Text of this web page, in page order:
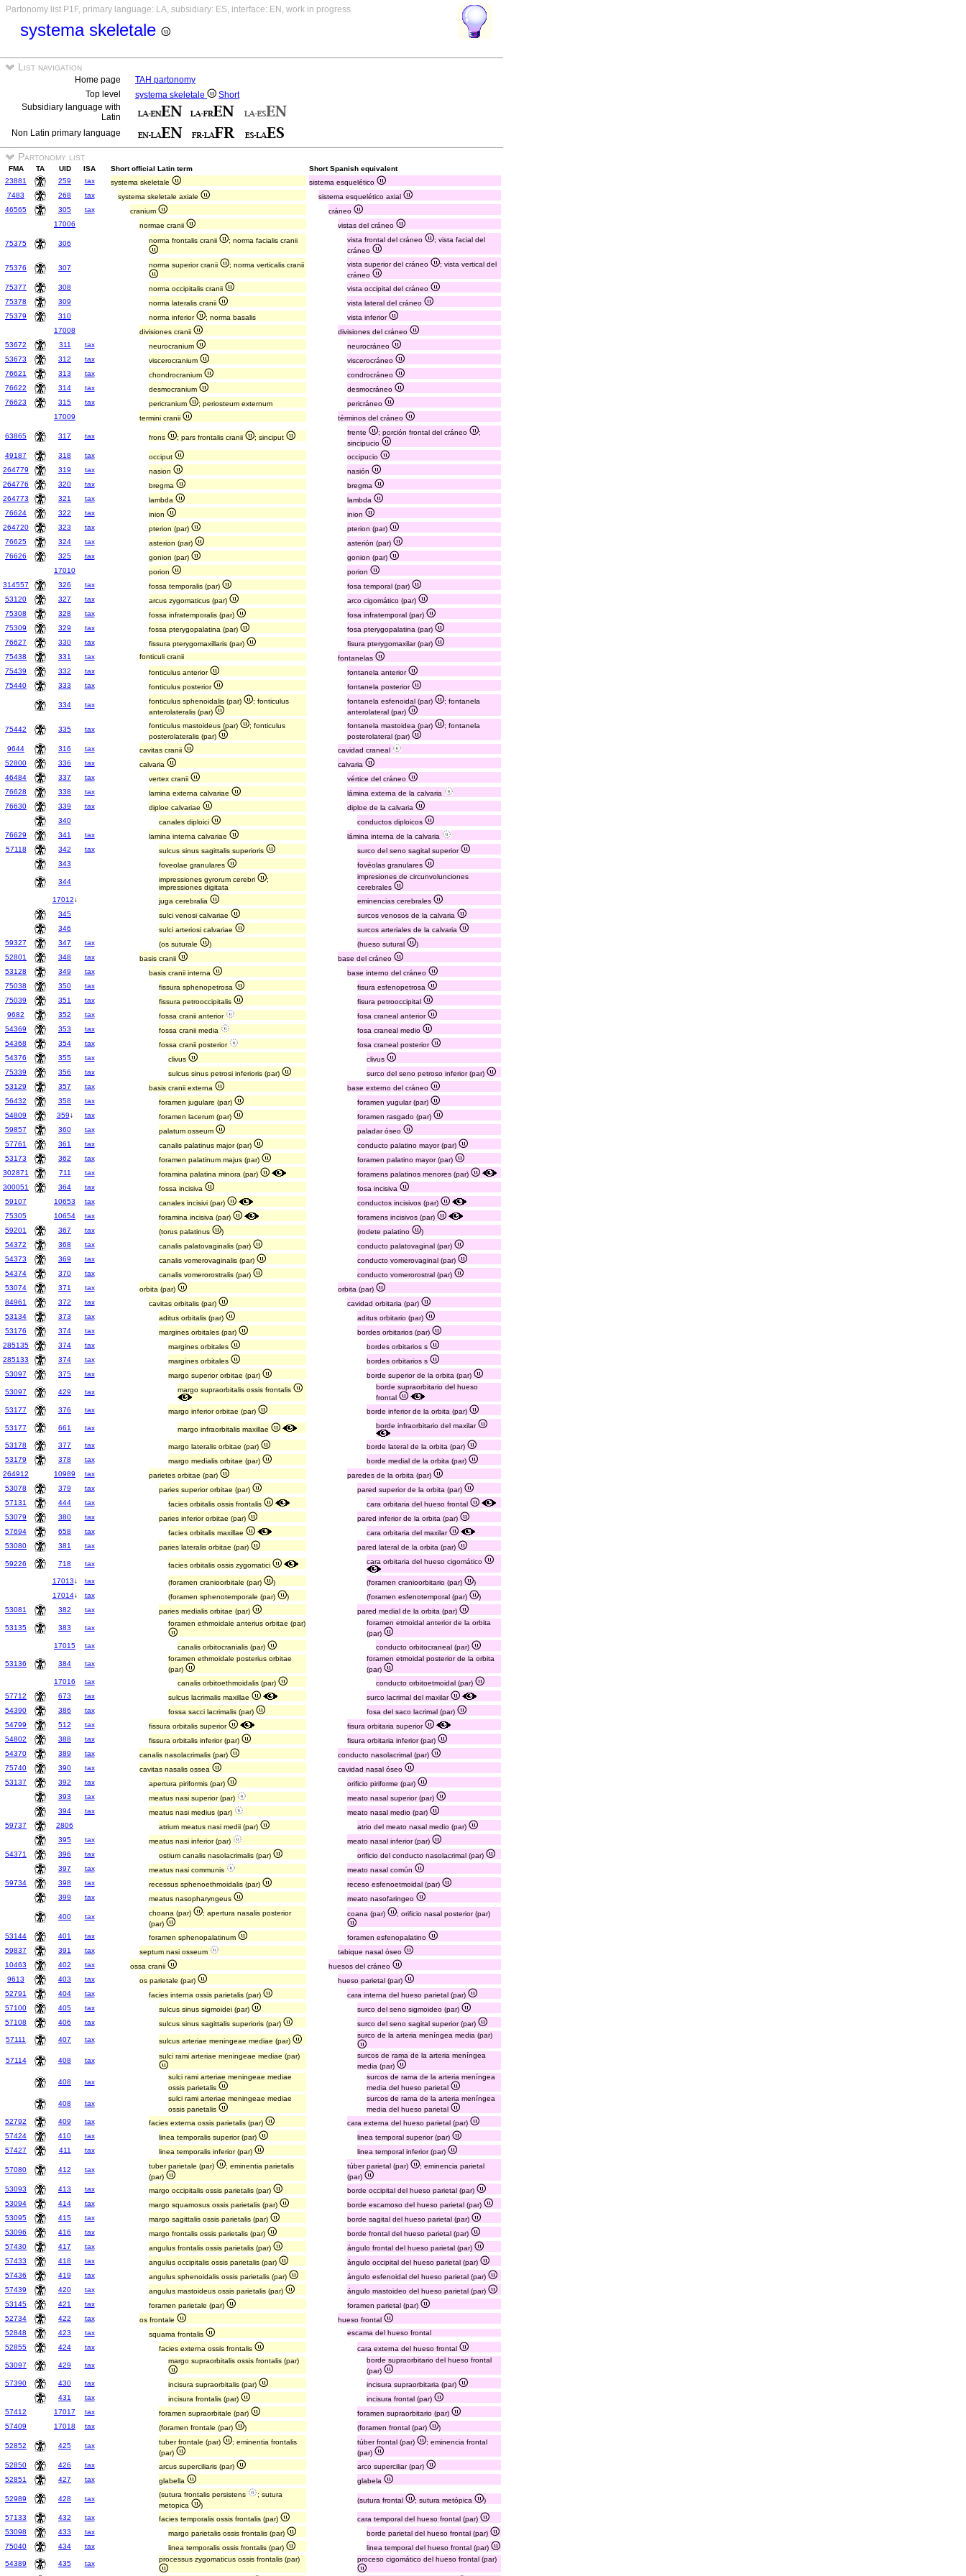
Partonomy list P1F, primary language: LA, subsidiary: ES, interface: EN, work in progress
systema skeletale
List navigation
Home page
TAH partonomy
Top level
systema skeletale
Short
Subsidiary language with
Latin
Non Latin primary language
Partonomy list
FMA TA UID ISA Short official Latin term
Short Spanish equivalent
23881
259 tax systema skeletale
sistema esquelético
7483
268 tax systema skeletale axiale
sistema esquelético axial
46565
305 tax cranium
cráneo
17006
normae cranii vistas del cráneo
75375 306 norma frontalis cranii ; norma facialis cranii vista frontal del cráneo
; vista facial del
cráneo
75376 307 norma superior cranii ; norma verticalis cranii vista superior del cráneo
; vista vertical del
cráneo
75377
308 norma occipitalis cranii
vista occipital del cráneo
75378
309 norma lateralis cranii
vista lateral del cráneo
75379
310 norma inferior ; norma basalis
vista inferior
17008
divisiones cranii
divisiones del cráneo
53672
311 tax neurocranium
neurocráneo
53673
312 tax viscerocranium
viscerocráneo
76621
313 tax chondrocranium
condrocráneo
76622
314 tax desmocranium
desmocráneo
76623
315 tax pericranium ; periosteum externum
pericráneo
17009
termini cranii términos del cráneo
63865 317 tax frons ; pars frontalis cranii ; sinciput
frente ; porción frontal del cráneo
;
sincipucio
49187
318 tax occiput
occipucio
264779
319 tax nasion
nasión
264776
320 tax bregma
bregma
264773
321 tax lambda
lambda
76624
322 tax inion
inion
264720
323 tax pterion (par)
pterion (par)
76625
324 tax asterion (par)
asterión (par)
76626
325 tax gonion (par)
gonion (par)
17010
porion
porion
314557
326 tax fossa temporalis (par)
fosa temporal (par)
53120
327 tax arcus zygomaticus (par)
arco cigomático (par)
75308
328 tax fossa infratemporalis (par)
fosa infratemporal (par)
75309
329 tax fossa pterygopalatina (par)
fosa pterygopalatina (par)
76627
330 tax fissura pterygomaxillaris (par)
fisura pterygomaxilar (par)
75438
331 tax fonticuli cranii
fontanelas
75439
332 tax fonticulus anterior
fontanela anterior
75440
333 tax fonticulus posterior fontanela posterior
334 tax fonticulus sphenoidalis (par)
; fonticulus
anterolateralis (par)
fontanela esfenoidal (par)
; fontanela
anterolateral (par)
75442 335 tax fonticulus mastoideus (par)
; fonticulus
posterolateralis (par)
fontanela mastoidea (par)
; fontanela
posterolateral (par)
9644
316 tax cavitas cranii
cavidad craneal
52800
336 tax calvaria
calvaria
46484
337 tax vertex cranii
vértice del cráneo
76628
338 tax lamina externa calvariae
lámina externa de la calvaria
76630
339 tax diploe calvariae
diploe de la calvaria
340
canales diploici
conductos diploicos
76629
341 tax lamina interna calvariae
lámina interna de la calvaria
57118
342 tax sulcus sinus sagittalis superioris
surco del seno sagital superior
343
foveolae granulares fovéolas granulares
344 impressiones gyrorum cerebri
;
impressiones digitata
impresiones de circunvolunciones
cerebrales
17012↓ juga cerebralia
eminencias cerebrales
345
sulci venosi calvariae
surcos venosos de la calvaria
346
sulci arteriosi calvariae
surcos arteriales de la calvaria
59327
347 tax (os suturale ) (hueso sutural
)
52801
348 tax basis cranii
base del cráneo
53128
349 tax basis cranii interna
base interno del cráneo
75038
350 tax fissura sphenopetrosa
fisura esfenopetrosa
75039
351 tax fissura petrooccipitalis
fisura petrooccipital
9682
352 tax fossa cranii anterior
fosa craneal anterior
54369
353 tax fossa cranii media
fosa craneal medio
54368
354 tax fossa cranii posterior
fosa craneal posterior
54376
355 tax clivus
clivus
75339
356 tax sulcus sinus petrosi inferioris (par)
surco del seno petroso inferior (par)
53129
357 tax basis cranii externa
base externo del cráneo
56432
358 tax foramen jugulare (par)
foramen yugular (par)
54809
359↓ tax foramen lacerum (par)
foramen rasgado (par)
59857
360 tax palatum osseum
paladar óseo
57761
361 tax canalis palatinus major (par)
conducto palatino mayor (par)
53173
362 tax foramen palatinum majus (par)
foramen palatino mayor (par)
302871
711 tax foramina palatina minora (par)
foramens palatinos menores (par)
300051
364 tax fossa incisiva
fosa incisiva
59107
10653 tax canales incisivi (par)
conductos incisivos (par)
75305
10654 tax foramina incisiva (par)
foramens incisivos (par)
59201
367 tax (torus palatinus ) (rodete palatino
)
54372
368 tax canalis palatovaginalis (par)
conducto palatovaginal (par)
54373
369 tax canalis vomerovaginalis (par)
conducto vomerovaginal (par)
54374
370 tax canalis vomerorostralis (par)
conducto vomerorostral (par)
53074
371 tax orbita (par)
orbita (par)
84961
372 tax cavitas orbitalis (par)
cavidad orbitaria (par)
53134
373 tax aditus orbitalis (par)
aditus orbitario (par)
53176
374 tax margines orbitales (par)
bordes orbitarios (par)
285135
374 tax margines orbitales
bordes orbitarios s
285133
374 tax margines orbitales
bordes orbitarios s
53097
375 tax margo superior orbitae (par) borde superior de la orbita (par)
53097 429 tax margo supraorbitalis ossis frontalis
borde supraorbitario del hueso
frontal
53177
376 tax margo inferior orbitae (par) borde inferior de la orbita (par)
53177 661 tax margo infraorbitalis maxillae borde infraorbitario del maxilar
53178 377 tax margo lateralis orbitae (par)
borde lateral de la orbita (par)
53179
378 tax margo medialis orbitae (par)
borde medial de la orbita (par)
264912
10989 tax parietes orbitae (par)
paredes de la orbita (par)
53078
379 tax paries superior orbitae (par)
pared superior de la orbita (par)
57131
444 tax facies orbitalis ossis frontalis
cara orbitaria del hueso frontal
53079
380 tax paries inferior orbitae (par)
pared inferior de la orbita (par)
57694
658 tax facies orbitalis maxillae
cara orbitaria del maxilar
53080
381 tax paries lateralis orbitae (par) pared lateral de la orbita (par)
59226 718 tax facies orbitalis ossis zygomatici cara orbitaria del hueso cigomático
17013↓ tax (foramen cranioorbitale (par) ) (foramen cranioorbitario (par)
)
17014↓ tax (foramen sphenotemporale (par) ) (foramen esfenotemporal (par)
)
53081
382 tax paries medialis orbitae (par) pared medial de la orbita (par)
53135 383 tax
foramen ethmoidale anterius orbitae (par)
foramen etmoidal anterior de la orbita
(par)
17015
tax canalis orbitocranialis (par) conducto orbitocraneal (par)
53136 384 tax
foramen ethmoidale posterius orbitae
(par)
foramen etmoidal posterior de la orbita
(par)
17016
tax canalis orbitoethmoidalis (par)
conducto orbitoetmoidal (par)
57712
673 tax sulcus lacrimalis maxillae
surco lacrimal del maxilar
54390
386 tax fossa sacci lacrimalis (par)
fosa del saco lacrimal (par)
54799
512 tax fissura orbitalis superior
fisura orbitaria superior
54802
388 tax fissura orbitalis inferior (par)
fisura orbitaria inferior (par)
54370
389 tax canalis nasolacrimalis (par)
conducto nasolacrimal (par)
75740
390 tax cavitas nasalis ossea
cavidad nasal óseo
53137
392 tax apertura piriformis (par)
orificio piriforme (par)
393
tax meatus nasi superior (par)
meato nasal superior (par)
394
tax meatus nasi medius (par)
meato nasal medio (par)
59737
2806 atrium meatus nasi medii (par)
atrio del meato nasal medio (par)
395
tax meatus nasi inferior (par)
meato nasal inferior (par)
54371
396 tax ostium canalis nasolacrimalis (par)
orificio del conducto nasolacrimal (par)
397
tax meatus nasi communis
meato nasal común
59734
398 tax recessus sphenoethmoidalis (par)
receso esfenoetmoidal (par)
399
tax meatus nasopharyngeus meato nasofaringeo
400 tax choana (par)
; apertura nasalis posterior
(par)
coana (par) ; orificio nasal posterior (par)
53144 401 tax foramen sphenopalatinum
foramen esfenopalatino
59837
391 tax septum nasi osseum
tabique nasal óseo
10463
402 tax ossa cranii
huesos del cráneo
9613
403 tax os parietale (par)
hueso parietal (par)
52791
404 tax facies interna ossis parietalis (par)
cara interna del hueso parietal (par)
57100
405 tax sulcus sinus sigmoidei (par)
surco del seno sigmoideo (par)
57108
406 tax sulcus sinus sagittalis superioris (par)
surco del seno sagital superior (par)
57111
407 tax sulcus arteriae meningeae mediae (par)
surco de la arteria meníngea media (par)
57114 408 tax
sulci rami arteriae meningeae mediae (par)
surcos de rama de la arteria meníngea
media (par)
408
tax
sulci rami arteriae meningeae mediae
ossis parietalis
surcos de rama de la arteria meníngea
media del hueso parietal
408
tax
sulci rami arteriae meningeae mediae
ossis parietalis
surcos de rama de la arteria meníngea
media del hueso parietal
52792
409 tax facies externa ossis parietalis (par)
cara externa del hueso parietal (par)
57424
410 tax linea temporalis superior (par)
linea temporal superior (par)
57427
411 tax linea temporalis inferior (par) linea temporal inferior (par)
57080 412 tax tuber parietale (par)
; eminentia parietalis
(par)
túber parietal (par)
; eminencia parietal
(par)
53093
413 tax margo occipitalis ossis parietalis (par)
borde occipital del hueso parietal (par)
53094
414 tax margo squamosus ossis parietalis (par)
borde escamoso del hueso parietal (par)
53095
415 tax margo sagittalis ossis parietalis (par)
borde sagital del hueso parietal (par)
53096
416 tax margo frontalis ossis parietalis (par)
borde frontal del hueso parietal (par)
57430
417 tax angulus frontalis ossis parietalis (par)
ángulo frontal del hueso parietal (par)
57433
418 tax angulus occipitalis ossis parietalis (par)
ángulo occipital del hueso parietal (par)
57436
419 tax angulus sphenoidalis ossis parietalis (par)
ángulo esfenoidal del hueso parietal (par)
57439
420 tax angulus mastoideus ossis parietalis (par)
ángulo mastoideo del hueso parietal (par)
53145
421 tax foramen parietale (par)
foramen parietal (par)
52734
422 tax os frontale
hueso frontal
52848
423 tax squama frontalis
escama del hueso frontal
52855
424 tax facies externa ossis frontalis cara externa del hueso frontal
53097 429 tax
margo supraorbitalis ossis frontalis (par)
borde supraorbitario del hueso frontal
(par)
57390
430 tax incisura supraorbitalis (par)
incisura supraorbitaria (par)
431
tax incisura frontalis (par)
incisura frontal (par)
57412
17017 tax foramen supraorbitale (par)
foramen supraorbitario (par)
57409
17018 tax (foramen frontale (par) ) (foramen frontal (par) )
52852 425 tax tuber frontale (par)
; eminentia frontalis
(par)
túber frontal (par)
; eminencia frontal
(par)
52850
426 tax arcus superciliaris (par)
arco superciliar (par)
52851
427 tax glabella glabela
52989 428 tax
(sutura frontalis persistens
; sutura
metopica
)
(sutura frontal ; sutura metópica )
57133 432 tax facies temporalis ossis frontalis (par)
cara temporal del hueso frontal (par)
53098
433 tax margo parietalis ossis frontalis (par)
borde parietal del hueso frontal (par)
75040
434 tax linea temporalis ossis frontalis (par)
linea temporal del hueso frontal (par)
54389
435 tax
processus zygomaticus ossis frontalis (par) proceso cigomático del hueso frontal (par)